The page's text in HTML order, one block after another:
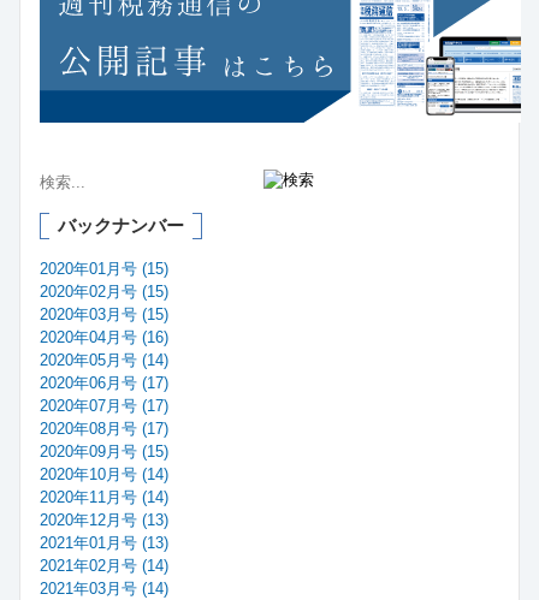
バックナンバー
2020年01月号 (15)
2020年02月号 (15)
2020年03月号 (15)
2020年04月号 (16)
2020年05月号 (14)
2020年06月号 (17)
2020年07月号 (17)
2020年08月号 (17)
2020年09月号 (15)
2020年10月号 (14)
2020年11月号 (14)
2020年12月号 (13)
2021年01月号 (13)
2021年02月号 (14)
2021年03月号 (14)